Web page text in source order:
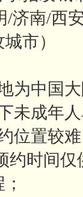
/济南/西
市）
为中国
未成年
位置较
约时间